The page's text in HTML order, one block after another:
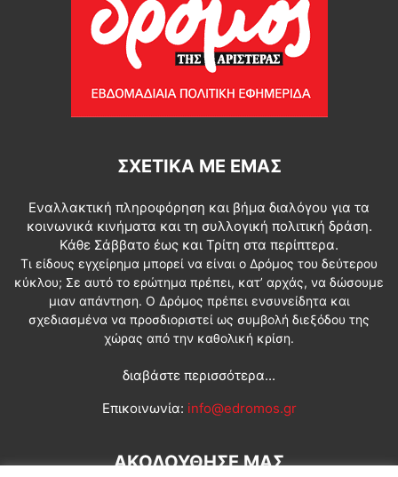
ΣΧΕΤΙΚΆ ΜΕ ΕΜΆΣ
Εναλλακτική πληροφόρηση και βήμα διαλόγου για τα
κοινωνικά κινήματα και τη συλλογική πολιτική δράση.
Κάθε Σάββατο έως και Τρίτη στα περίπτερα.
Τι είδους εγχείρημα μπορεί να είναι ο Δρόμος του δεύτερου
κύκλου; Σε αυτό το ερώτημα πρέπει, κατ’ αρχάς, να δώσουμε
μιαν απάντηση. Ο Δρόμος πρέπει ενσυνείδητα και
σχεδιασμένα να προσδιοριστεί ως συμβολή διεξόδου της
χώρας από την καθολική κρίση.
διαβάστε περισσότερα...
Επικοινωνία: info@edromos.gr
ΑΚΟΛΟΥΘΗΣΕ ΜΑΣ